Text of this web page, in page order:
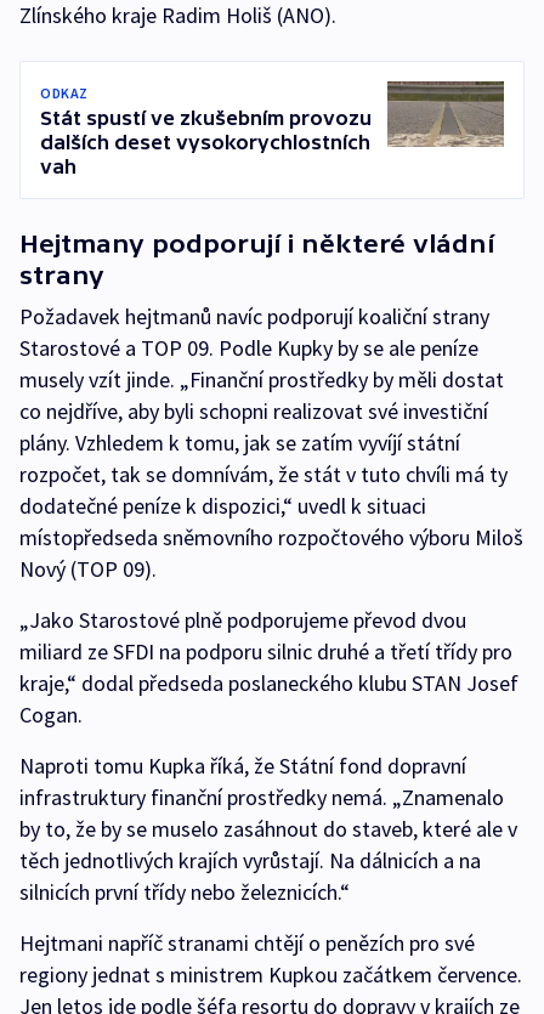
Zlínského kraje Radim Holiš (ANO).
ODKAZ
Stát spustí ve zkušebním provozu
dalších deset vysokorychlostních
vah
Hejtmany podporují i některé vládní
strany
Požadavek hejtmanů navíc podporují koaliční strany
Starostové a TOP 09. Podle Kupky by se ale peníze
musely vzít jinde. „Finanční prostředky by měli dostat
co nejdříve, aby byli schopni realizovat své investiční
plány. Vzhledem k tomu, jak se zatím vyvíjí státní
rozpočet, tak se domnívám, že stát v tuto chvíli má ty
dodatečné peníze k dispozici,“ uvedl k situaci
místopředseda sněmovního rozpočtového výboru Miloš
Nový (TOP 09).
„Jako Starostové plně podporujeme převod dvou
miliard ze SFDI na podporu silnic druhé a třetí třídy pro
kraje,“ dodal předseda poslaneckého klubu STAN Josef
Cogan.
Naproti tomu Kupka říká, že Státní fond dopravní
infrastruktury finanční prostředky nemá. „Znamenalo
by to, že by se muselo zasáhnout do staveb, které ale v
těch jednotlivých krajích vyrůstají. Na dálnicích a na
silnicích první třídy nebo železnicích.“
Hejtmani napříč stranami chtějí o penězích pro své
regiony jednat s ministrem Kupkou začátkem července.
Jen letos jde podle šéfa resortu do dopravy v krajích ze